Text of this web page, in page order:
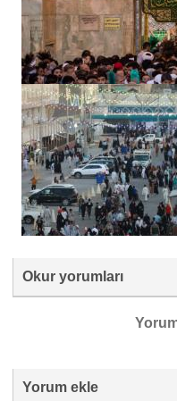
Okur yorumları
Yorum ekle